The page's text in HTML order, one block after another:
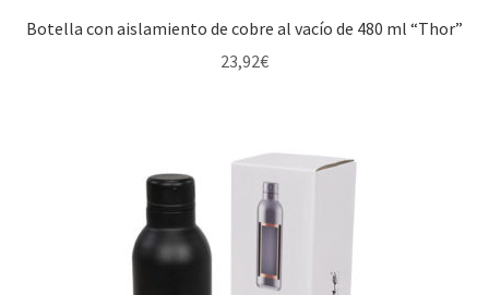
Botella con aislamiento de cobre al vacío de 480 ml “Thor”
23,92€